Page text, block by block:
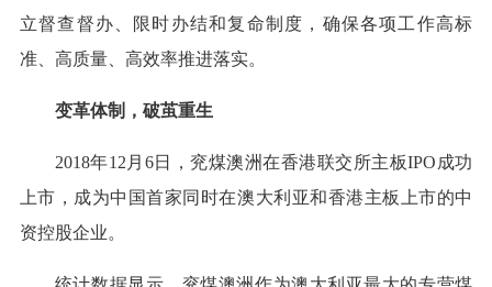
立督查督办、限时办结和复命制度，确保各项工作高标
准、高质量、高效率推进落实。
变革体制，破茧重生
2018年12月6日，兖煤澳洲在香港联交所主板IPO成功
上市，成为中国首家同时在澳大利亚和香港主板上市的中
资控股企业。